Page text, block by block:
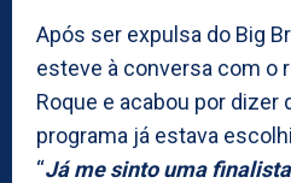
Após ser expulsa do Big
esteve à conversa com o
Roque e acabou por dizer
programa já estava
“Já me sinto uma